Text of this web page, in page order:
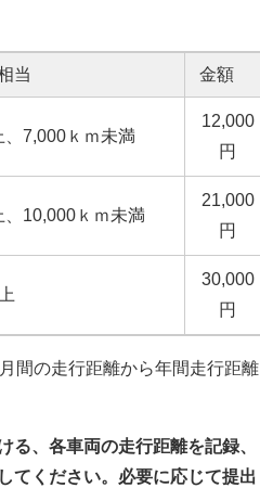
当 金額
7,000ｋｍ未満
12,000
円
10,000ｋｍ未満
21,000
円
30,000
円
間の走行距離から年間走行距離
、各車両の走行距離を記録、
てください。必要に応じて提出